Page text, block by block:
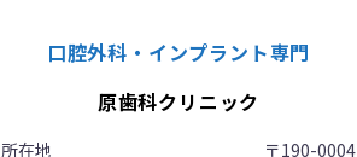
口腔外科・インプラント専門
原歯科クリニック
所在地
〒190-0004